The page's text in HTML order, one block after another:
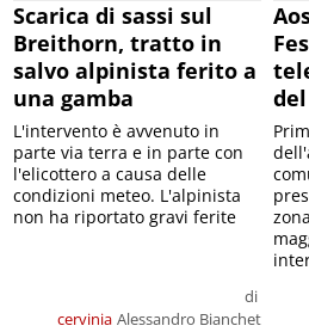
Scarica di sassi sul
Breithorn, tratto in
salvo alpinista ferito a
una gamba
cervinia
di
Alessandro Bianchet
L'intervento è avvenuto in
parte via terra e in parte con
l'elicottero a causa delle
condizioni meteo. L'alpinista
non ha riportato gravi ferite